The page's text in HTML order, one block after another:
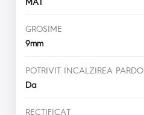
GROSIME
9mm
POTRIVIT INCALZIREA PARDO
Da
RECTIFICAT